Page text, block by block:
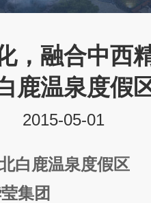
，融合中
鹿温泉度假
2015-05-01
鹿温泉度假区
集团